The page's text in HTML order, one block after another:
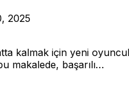
2025
kalmak için yeni
makalede, başarılı…